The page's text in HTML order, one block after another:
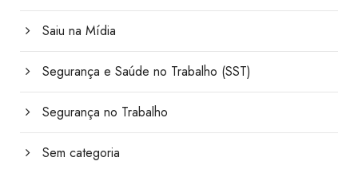
Saiu na Mídia
Segurança e Saúde no Trabalho (SST)
Segurança no Trabalho
Sem categoria